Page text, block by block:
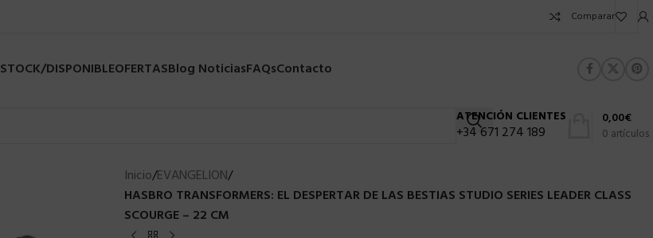
Comparar
STOCK/DISPONIBLEOFERTASBlog NoticiasFAQsContacto
ATENCIÓN CLIENTES
+34 671 274 189 0 artículos
0,00€
Inicio/EVANGELION/
HASBRO TRANSFORMERS: EL DESPERTAR DE LAS BESTIAS STUDIO SERIES LEADER CLASS
SCOURGE – 22 CM